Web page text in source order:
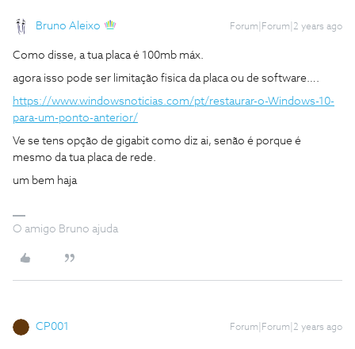
Bruno Aleixo Forum|Forum|2 years ago
Como disse, a tua placa é 100mb máx.
agora isso pode ser limitação fisica da placa ou de software….
https://www.windowsnoticias.com/pt/restaurar-o-Windows-10-
para-um-ponto-anterior/
Ve se tens opção de gigabit como diz ai, senão é porque é
mesmo da tua placa de rede.
um bem haja
O amigo Bruno ajuda
CP001 Forum|Forum|2 years ago